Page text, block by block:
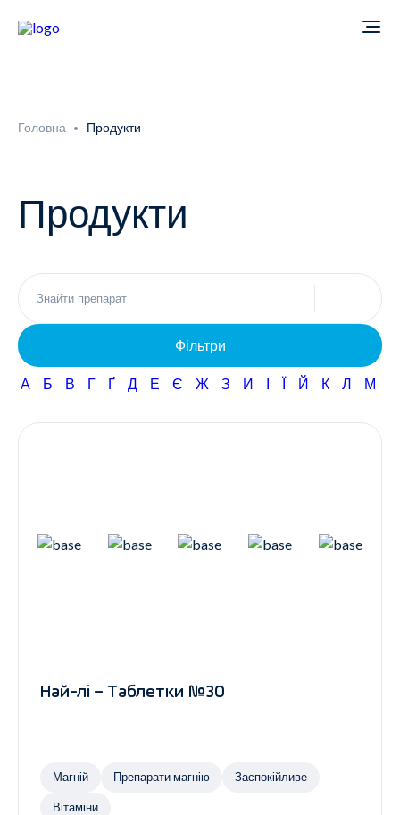
Новини
Неврологія
Фармаконагляд
Кар'єра
Головна Продукти
Продукти
Фільтри
А Б В Г Ґ Д Е Є Ж З И І Ї Й К Л М
Най-лі – Таблетки №30
Магній Препарати магнію Заспокійливе
Вітаміни